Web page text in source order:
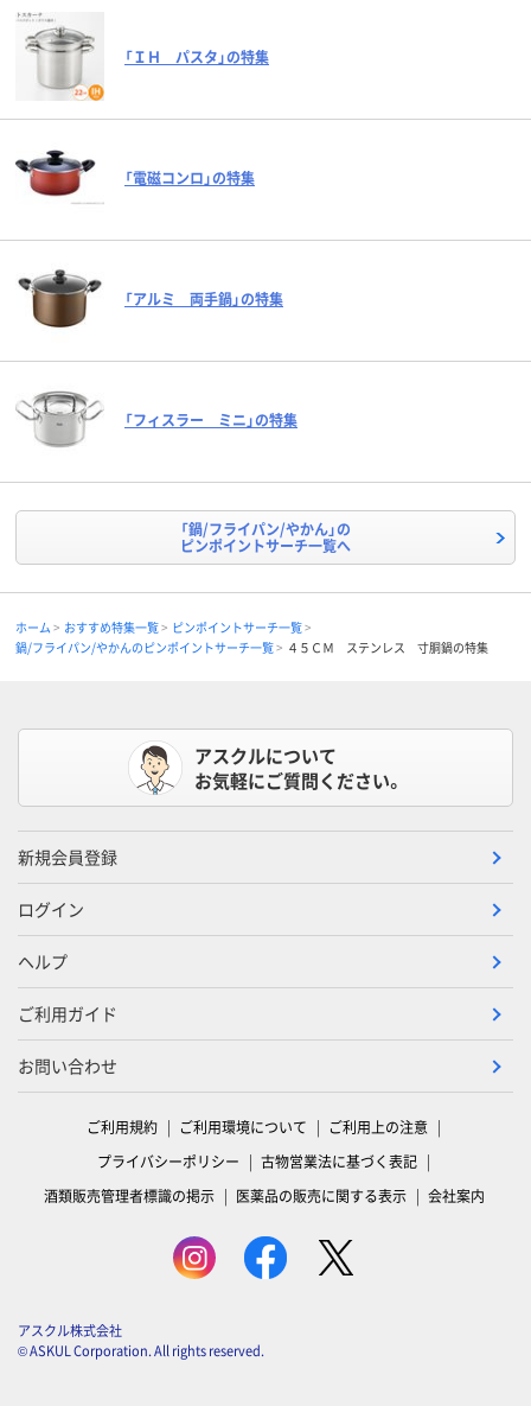
「ＩＨ パスタ」の特集
「電磁コンロ」の特集
「アルミ 両手鍋」の特集
「フィスラー ミニ」の特集
「鍋/フライパン/やかん」の
ピンポイントサーチ一覧へ
ホーム おすすめ特集一覧
ピンポイントサーチ一覧
鍋/フライパン/やかんのピンポイントサーチ一覧
４５ＣＭ ステンレス 寸胴鍋の特集
アスクルについて
お気軽にご質問ください。
新規会員登録
ログイン
ヘルプ
ご利用ガイド
お問い合わせ
ご利用規約 ご利用環境について
ご利用上の注意
プライバシーポリシー
古物営業法に基づく表記
酒類販売管理者標識の掲示
医薬品の販売に関する表示 会社案内
アスクル株式会社
© ASKUL Corporation. All rights reserved.